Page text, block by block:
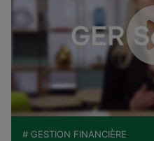
# GESTION FINANCIÈRE